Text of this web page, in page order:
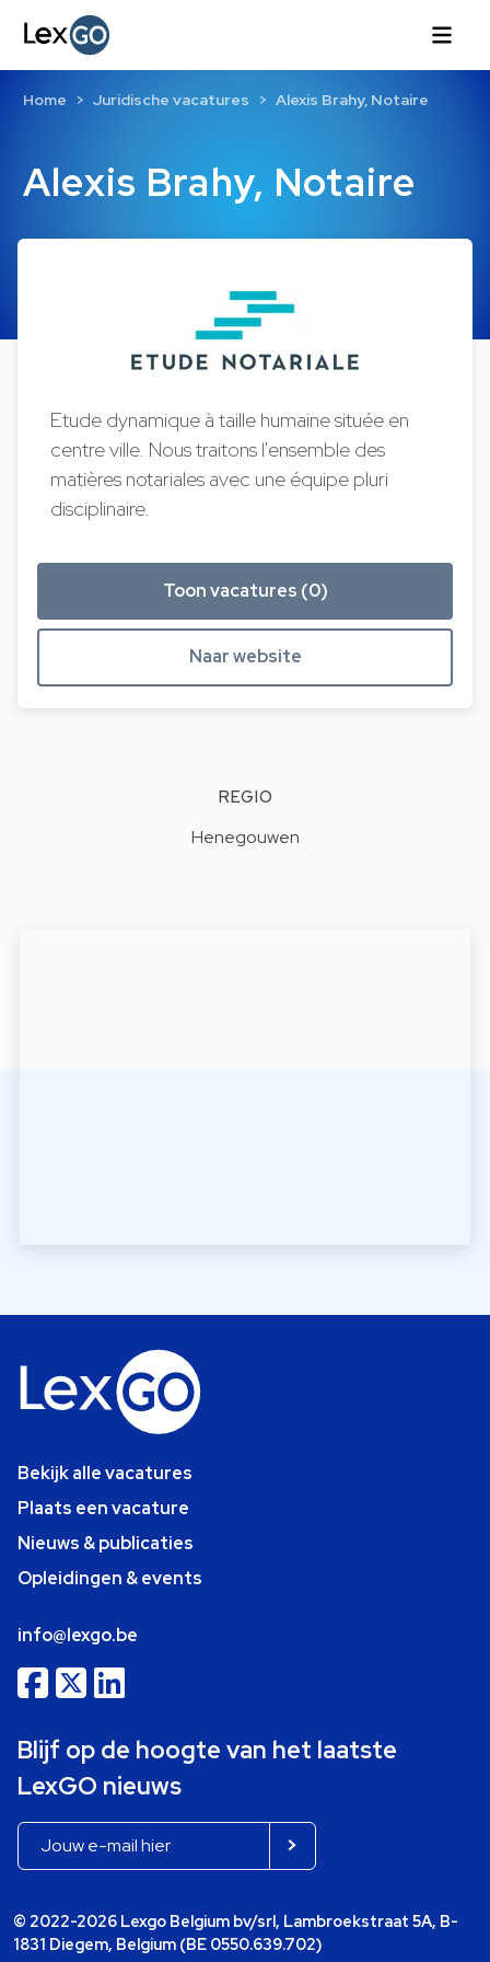
Alexis Brahy, Notaire
Home Juridische vacatures Alexis Brahy, Notaire
Etude dynamique à taille humaine située en
centre ville. Nous traitons l'ensemble des
matières notariales avec une équipe pluri
disciplinaire.
Toon vacatures (0)
Naar website
REGIO
Henegouwen
Bekijk alle vacatures
Plaats een vacature
Nieuws & publicaties
Opleidingen & events
info@lexgo.be
Blijf op de hoogte van het laatste
LexGO nieuws
© 2022-2026 Lexgo Belgium bv/srl, Lambroekstraat 5A, B-
1831 Diegem, Belgium (BE 0550.639.702)